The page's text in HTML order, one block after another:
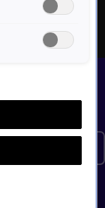
zoetjes uit een
met hun voet.
om niet als
voor grote
wil al in